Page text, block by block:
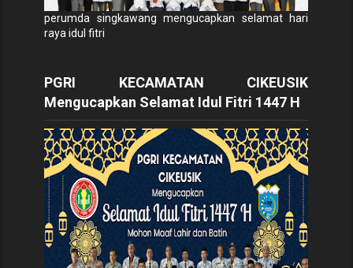
perumda singkawang mengucapkan selamat hari
raya idul fitri
PGRI KECAMATAN CIKEUSIK
Mengucapkan Selamat Idul Fitri 1447 H